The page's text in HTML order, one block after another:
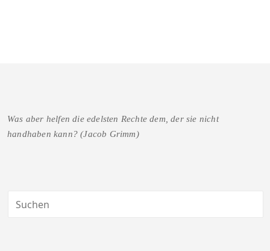
Was aber helfen die edelsten Rechte dem, der sie nicht
handhaben kann? (Jacob Grimm)